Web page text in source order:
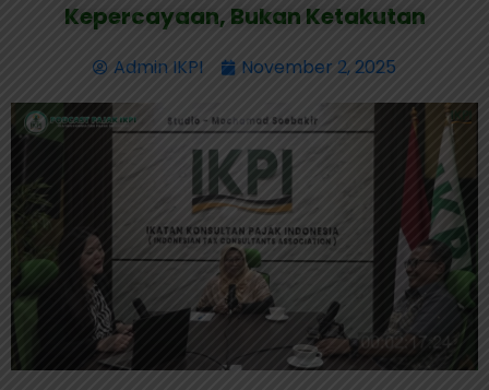
Kepercayaan, Bukan Ketakutan
Admin IKPI November 2, 2025